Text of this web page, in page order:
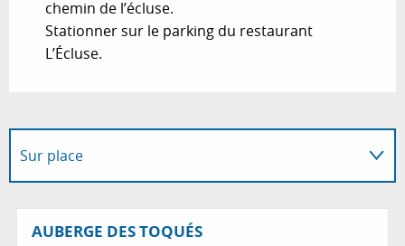
chemin de l’écluse.
Stationner sur le parking du restaurant
L’Écluse.
Sur place
A dans son périmètre...
AUBERGE DES TOQUÉS